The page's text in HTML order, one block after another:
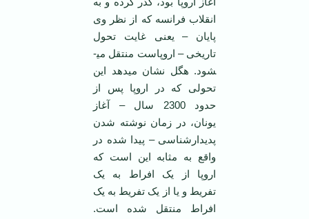
انقلاب فرانسه که از نظر وی
پایان – یعنی غایت تحول
تاریخی – اروپاست منتقل می­
شود. هگل نشان می­دهد این
تحولی که در اروپا پس از
حدود 2300 سال – آغاز
یونان، در زمان نوشته شدن
پدیدارشناسی – پیدا شده در
واقع به مثابه این است که
اروپا از یک افراط به یک
تفریط و یا از یک تفریط به یک
افراط منتقل شده است.